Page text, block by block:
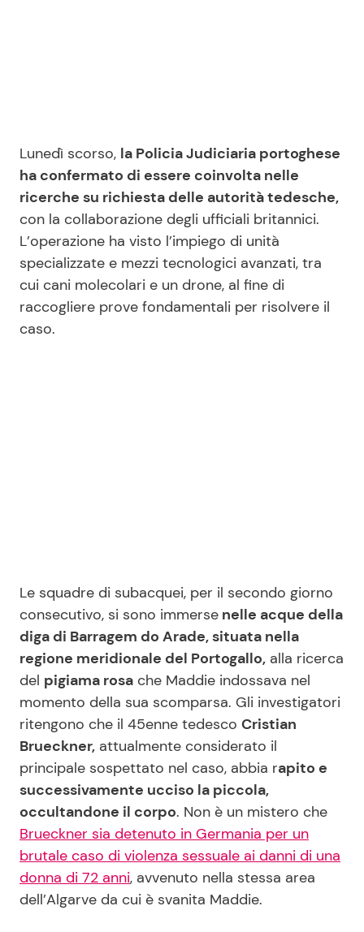
Contattaci
Pubblicità
Privacy Policy
Lunedì scorso, la Policia Judiciaria portoghese
ha confermato di essere coinvolta nelle
ricerche su richiesta delle autorità tedesche,
con la collaborazione degli ufficiali britannici.
L’operazione ha visto l’impiego di unità
specializzate e mezzi tecnologici avanzati, tra
cui cani molecolari e un drone, al fine di
raccogliere prove fondamentali per risolvere il
caso.
Le squadre di subacquei, per il secondo giorno
consecutivo, si sono immerse nelle acque della
diga di Barragem do Arade, situata nella
regione meridionale del Portogallo, alla ricerca
del pigiama rosa che Maddie indossava nel
momento della sua scomparsa. Gli investigatori
ritengono che il 45enne tedesco Cristian
Brueckner, attualmente considerato il
principale sospettato nel caso, abbia rapito e
successivamente ucciso la piccola,
occultandone il corpo. Non è un mistero che
Brueckner sia detenuto in Germania per un
brutale caso di violenza sessuale ai danni di una
donna di 72 anni, avvenuto nella stessa area
dell’Algarve da cui è svanita Maddie.